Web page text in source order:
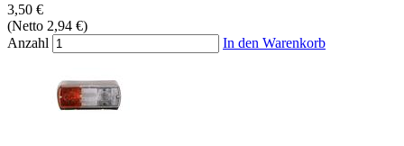
3,50 €
(Netto 2,94 €)
Anzahl
In den Warenkorb